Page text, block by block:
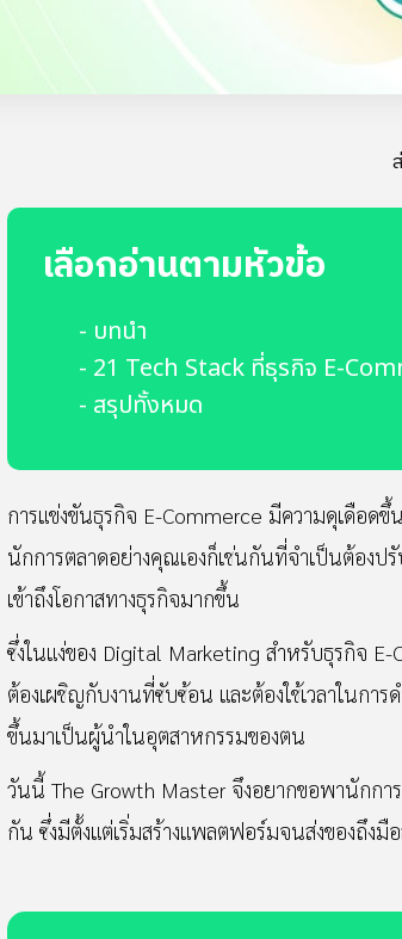
เลือกอ่านตามหัวข้อ
- บทนำ
- 21 Tech Stack ที่ธุรกิจ E-
- สรุปทั้งหมด
การแข่งขันธุรกิจ E-Commerce มีความดุเดือด
นักการตลาดอย่างคุณเองก็เช่นกันที่จำเป็นต้องป
เข้าถึงโอกาสทางธุรกิจมากขึ้น
ซึ่งในแง่ของ Digital Marketing สำหรับธุรกิจ
ต้องเผชิญกับงานที่ซับซ้อน และต้องใช้เวลาในก
ขึ้นมาเป็นผู้นำในอุตสาหกรรมของตน
วันนี้ The Growth Master จึงอยากขอพานักกา
กัน ซึ่งมีตั้งแต่เริ่มสร้างแพลตฟอร์มจนส่งของถึงมื